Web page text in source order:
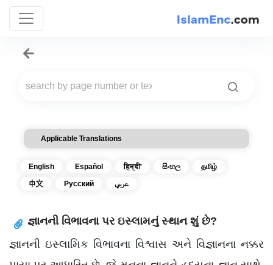
Applicable Translations
English Español हिन्दी සිංහල
தமிழ்
中文
Русский عربي
જ્ઞાનની વિભાવના પર ઇસ્લામનું સ્થાન શું છે?
જ્ઞાનની ઇસ્લામિક વિભાવના વિશ્વાસ અને વિજ્ઞાનના નક્કર